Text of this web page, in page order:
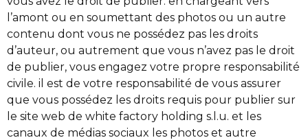
l’amont ou en soumettant des photos ou un autre
contenu dont vous ne possédez pas les droits
d’auteur, ou autrement que vous n’avez pas le droit
de publier, vous engagez votre propre responsabilité
civile. il est de votre responsabilité de vous assurer
que vous possédez les droits requis pour publier sur
le site web de white factory holding s.l.u. et les
canaux de médias sociaux les photos et autre